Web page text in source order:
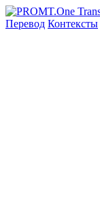
Перевод Контексты